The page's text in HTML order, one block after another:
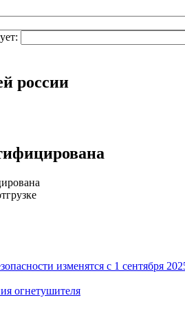
россии
изменятся с 1 сентября
огнетушителя